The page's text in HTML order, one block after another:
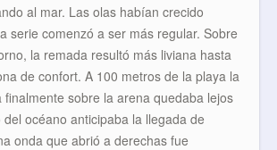
al mar. Las olas habían crecido
serie comenzó a ser más regular. Sobre
la remada resultó más liviana hasta
de confort. A 100 metros de la playa la
finalmente sobre la arena quedaba lejos
océano anticipaba la llegada de
onda que abrió a derechas fue